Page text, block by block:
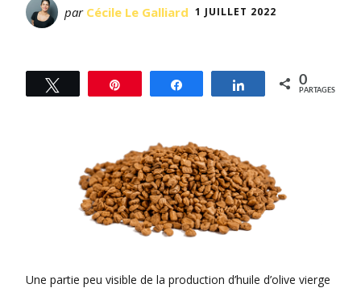
par Cécile Le Galliard 1 JUILLET 2022
Tweetez Partagez Partagez 0
PARTAGES
Une partie peu visible de la production d’huile d’olive vierge